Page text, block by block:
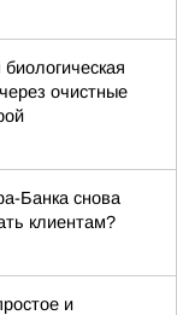
очистные
Банка снова
клиентам?
и